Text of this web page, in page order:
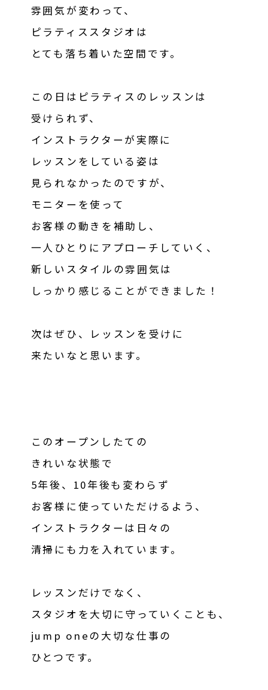
雰囲気が変わって、
ピラティススタジオは
とても落ち着いた空間です。
この日はピラティスのレッスンは
受けられず、
インストラクターが実際に
レッスンをしている姿は
見られなかったのですが、
モニターを使って
お客様の動きを補助し、
一人ひとりにアプローチしていく、
新しいスタイルの雰囲気は
しっかり感じることができました！
次はぜひ、レッスンを受けに
来たいなと思います。
このオープンしたての
きれいな状態で
5年後、10年後も変わらず
お客様に使っていただけるよう、
インストラクターは日々の
清掃にも力を入れています。
レッスンだけでなく、
スタジオを大切に守っていくことも、
jump oneの大切な仕事の
ひとつです。